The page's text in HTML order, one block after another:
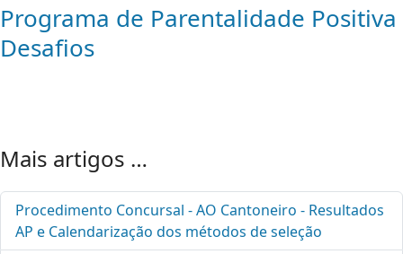
Programa de Parentalidade Positiva
Desafios
Mais artigos …
Procedimento Concursal - AO Cantoneiro - Resultados
AP e Calendarização dos métodos de seleção